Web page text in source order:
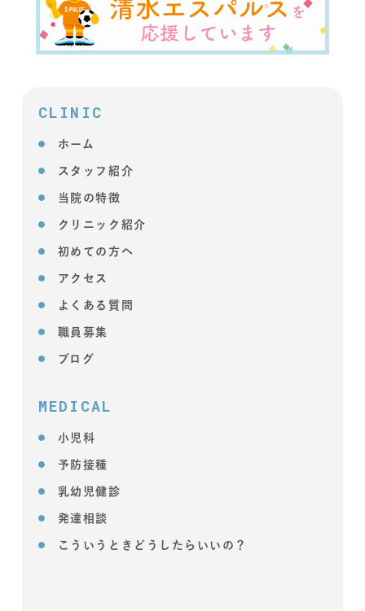
CLINIC
ホーム
スタッフ紹介
当院の特徴
クリニック紹介
初めての方へ
アクセス
よくある質問
職員募集
ブログ
MEDICAL
小児科
予防接種
乳幼児健診
発達相談
こういうときどうしたらいいの？